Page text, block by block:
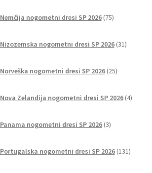
Nemčija nogometni dresi SP 2026 75izdelkov
Nizozemska nogometni dresi SP 2026 31izdelkov
Norveška nogometni dresi SP 2026 25izdelkov
Nova Zelandija nogometni dresi SP 2026 4izdelki
Panama nogometni dresi SP 2026 3izdelki
Portugalska nogometni dresi SP 2026 131